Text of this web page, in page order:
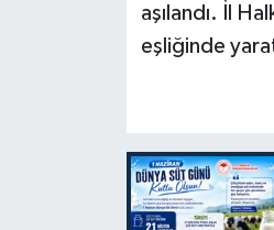
aşılandı. İl
eşliğinde